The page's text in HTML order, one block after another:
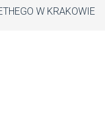
W KRAKOWIE